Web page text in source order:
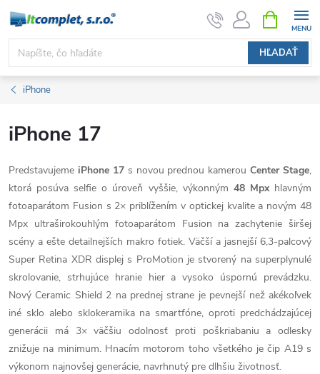
Prejsť
obsah
HĽADAŤ
KOŠÍK
iPhone
iPhone 17
Predstavujeme iPhone 17s novou prednou kamerouCenter Stage,
ktorá posúva selfie o úroveň vyššie, výkonným 48 Mpxhlavným
fotoaparátom Fusion s 2× priblížením v optickej kvalite a novým 48
Mpx ultraširokouhlým fotoaparátom Fusion na zachytenie širšej
scény a ešte detailnejších makro fotiek. Väčší a jasnejší 6,3-palcový
Super Retina XDR displej s ProMotion je stvorený na superplynulé
skrolovanie, strhujúce hranie hier a vysoko úspornú prevádzku.
Nový Ceramic Shield 2 na prednej strane je pevnejší než akékoľvek
iné sklo alebo sklokeramika na smartfóne, oproti predchádzajúcej
generácii má 3× väčšiu odolnosť proti poškriabaniu a odlesky
znižuje na minimum. Hnacím motorom toho všetkého je čip A19 s
výkonom najnovšej generácie, navrhnutý pre dlhšiu životnosť.